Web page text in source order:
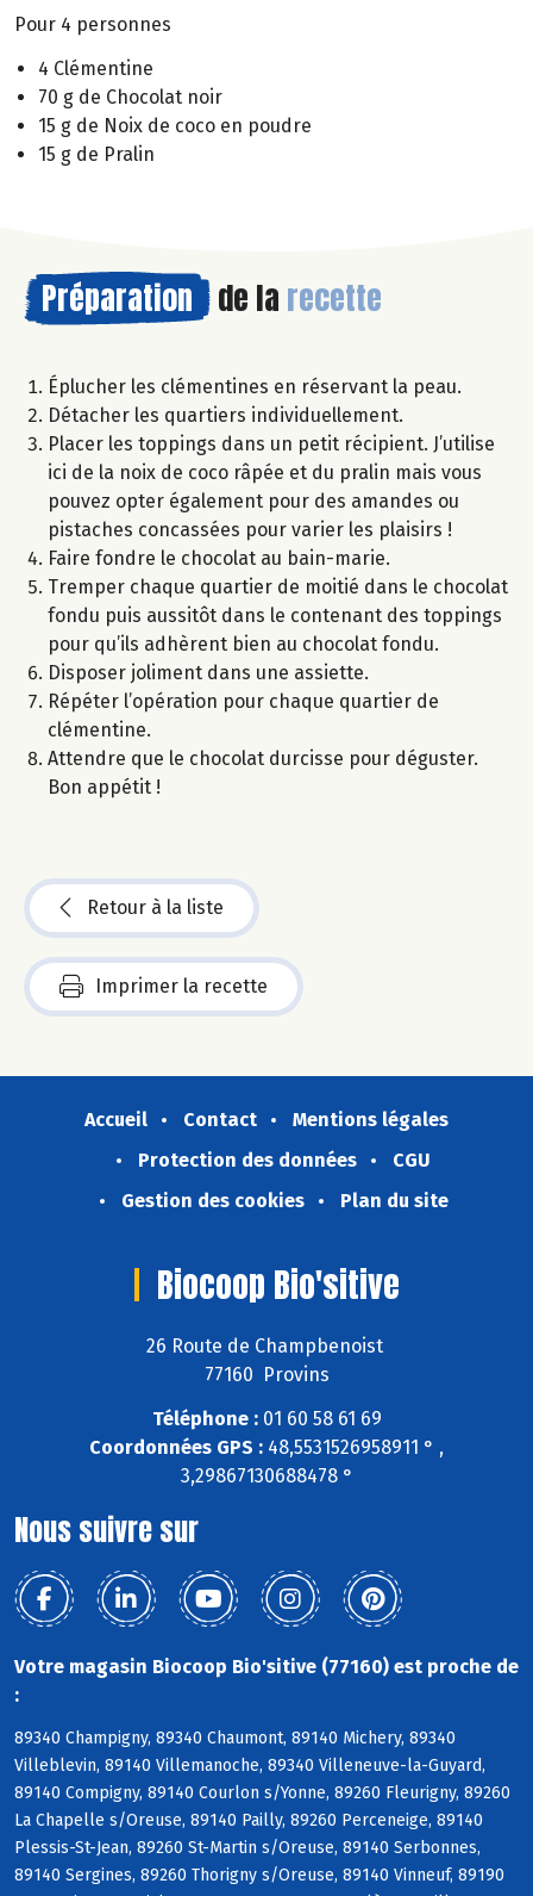
Pour 4 personnes
4 Clémentine
70 g de Chocolat noir
15 g de Noix de coco en poudre
15 g de Pralin
Préparation de la recette
Éplucher les clémentines en réservant la peau.
Détacher les quartiers individuellement.
Placer les toppings dans un petit récipient. J’utilise
ici de la noix de coco râpée et du pralin mais vous
pouvez opter également pour des amandes ou
pistaches concassées pour varier les plaisirs !
Faire fondre le chocolat au bain-marie.
Tremper chaque quartier de moitié dans le chocolat
fondu puis aussitôt dans le contenant des toppings
pour qu’ils adhèrent bien au chocolat fondu.
Disposer joliment dans une assiette.
Répéter l’opération pour chaque quartier de
clémentine.
Attendre que le chocolat durcisse pour déguster.
Bon appétit !
Retour à la liste
Imprimer la recette
Accueil Contact
Mentions légales
Protection des données
CGU
Gestion des cookies
Plan du site
Biocoop Bio'sitive
26 Route de Champbenoist
77160 Provins
Téléphone :01 60 58 61 69
Coordonnées GPS : 48,5531526958911 ° ,
3,29867130688478 °
Nous suivre sur
Votre magasin Biocoop Bio'sitive (77160) est proche de
:
89340 Champigny, 89340 Chaumont, 89140 Michery, 89340
Villeblevin, 89140 Villemanoche, 89340 Villeneuve-la-Guyard,
89140 Compigny, 89140 Courlon s/Yonne, 89260 Fleurigny, 89260
La Chapelle s/Oreuse, 89140 Pailly, 89260 Perceneige, 89140
Plessis-St-Jean, 89260 St-Martin s/Oreuse, 89140 Serbonnes,
89140 Sergines, 89260 Thorigny s/Oreuse, 89140 Vinneuf, 89190